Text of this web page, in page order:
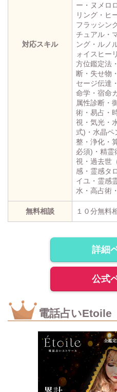
対応スキル
ー・ヌメロ
リング・ヒ
フラッシン
チュアル・
ング・ルノ
ォイスヒー
方位鑑定法
断・失せ物
セージ伝達
命学・宿命
属性診断・
術・易占・
視・気光・
式)・水晶ペ
整・浄化・
必須)・精霊
視・過去世
感・霊感タ
イユ・霊感
水・高占術
無料相談 １０分無料
詳細
公式
電話占いEtoile